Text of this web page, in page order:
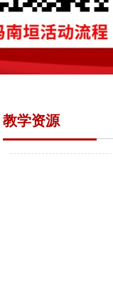
教学资源